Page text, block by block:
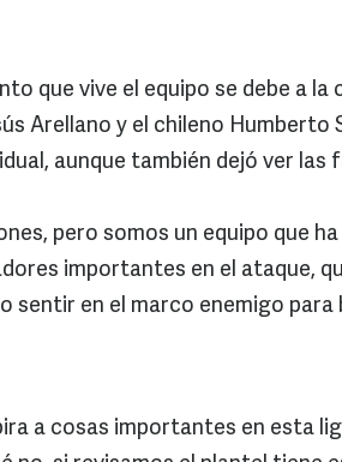
que vive el equipo se debe a la
Arellano y el chileno Humberto
aunque también dejó ver las
pero somos un equipo que
importantes en el ataque,
sentir en el marco enemigo para
a cosas importantes en esta